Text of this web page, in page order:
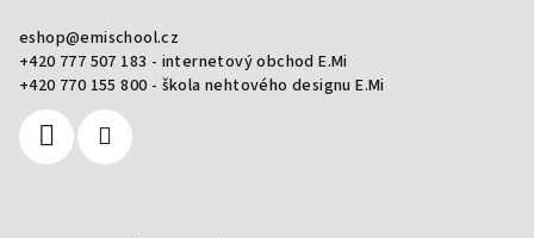
eshop@emischool.cz
+420 777 507 183 - internetový obchod E.Mi
+420 770 155 800 - škola nehtového designu E.Mi